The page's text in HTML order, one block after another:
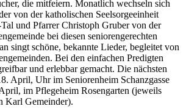
die mitfeiern. Monatlich wechseln sich
von der katholischen Seelsorgeeinheit
und Pfarrer Christoph Gruber von der
bei diesen seniorengerechten
singt schöne, bekannte Lieder, begleitet von
Bei den einfachen Predigten
und erlebbar gemacht. Die nächsten
April, Uhr im Seniorenheim Schanzgasse
im Pflegeheim Rosengarten (jeweils
Karl Gemeinder).